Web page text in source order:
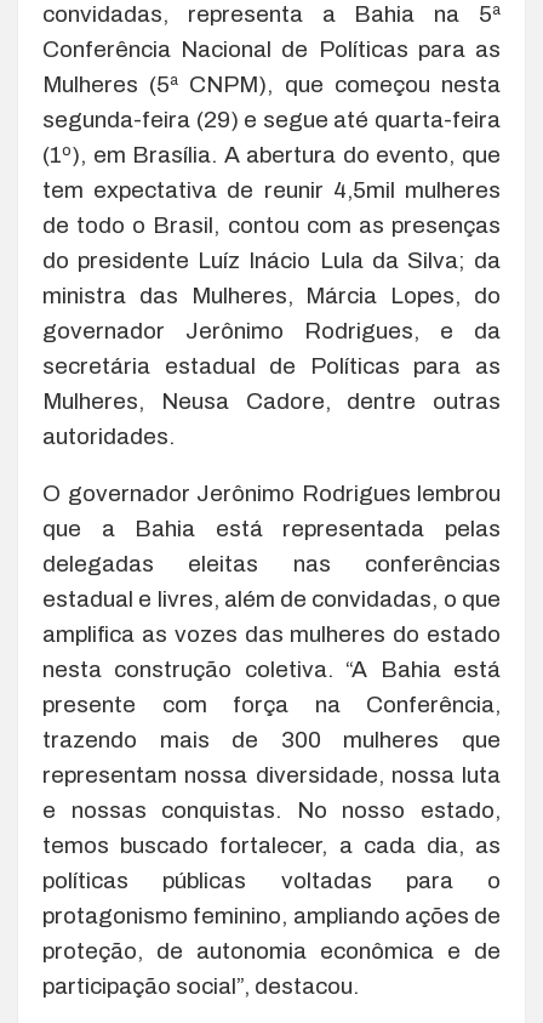
convidadas, representa a Bahia na 5ª
Conferência Nacional de Políticas para as
Mulheres (5ª CNPM), que começou nesta
segunda-feira (29) e segue até quarta-feira
(1º), em Brasília. A abertura do evento, que
tem expectativa de reunir 4,5mil mulheres
de todo o Brasil, contou com as presenças
do presidente Luíz Inácio Lula da Silva; da
ministra das Mulheres, Márcia Lopes, do
governador Jerônimo Rodrigues, e da
secretária estadual de Políticas para as
Mulheres, Neusa Cadore, dentre outras
autoridades.
O governador Jerônimo Rodrigues lembrou
que a Bahia está representada pelas
delegadas eleitas nas conferências
estadual e livres, além de convidadas, o que
amplifica as vozes das mulheres do estado
nesta construção coletiva. “A Bahia está
presente com força na Conferência,
trazendo mais de 300 mulheres que
representam nossa diversidade, nossa luta
e nossas conquistas. No nosso estado,
temos buscado fortalecer, a cada dia, as
políticas públicas voltadas para o
protagonismo feminino, ampliando ações de
proteção, de autonomia econômica e de
participação social”, destacou.